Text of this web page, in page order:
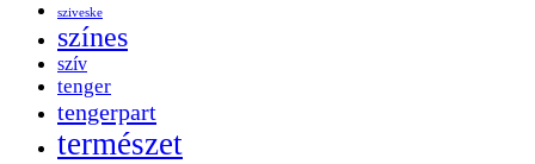
sziveske
színes
szív
tenger
tengerpart
természet